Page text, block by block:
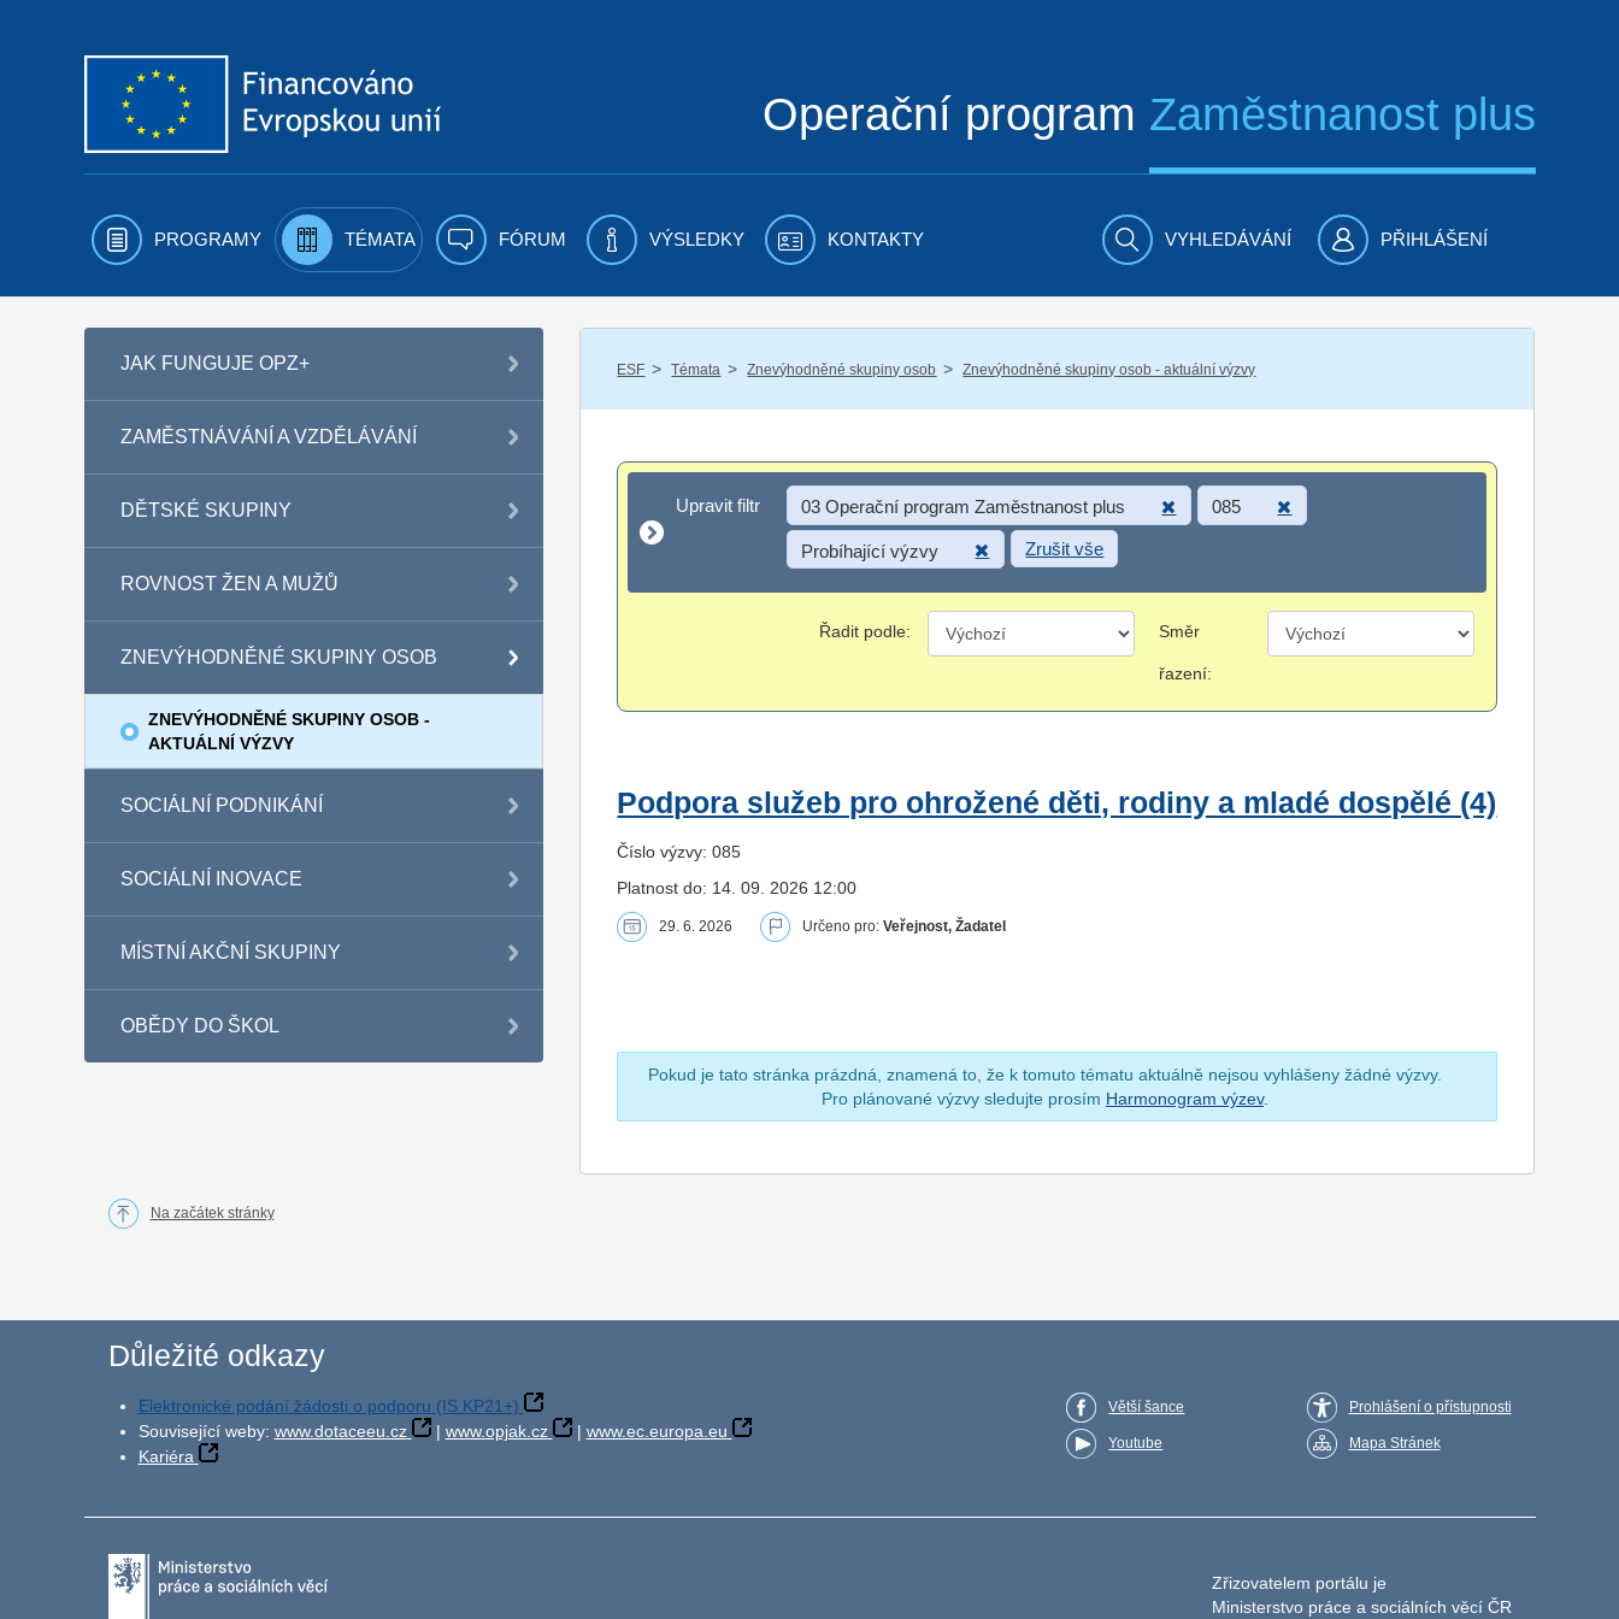
Operační program Zaměstnanost plus
PROGRAMY TÉMATA FÓRUM VÝSLEDKY KONTAKTY VYHLEDÁVÁNÍ PŘIHLÁŠENÍ
JAK FUNGUJE OPZ+
ZAMĚSTNÁVÁNÍ A VZDĚLÁVÁNÍ
DĚTSKÉ SKUPINY
ROVNOST ŽEN A MUŽŮ
ZNEVÝHODNĚNÉ SKUPINY OSOB
ZNEVÝHODNĚNÉ SKUPINY OSOB -
AKTUÁLNÍ VÝZVY
SOCIÁLNÍ PODNIKÁNÍ
SOCIÁLNÍ INOVACE
MÍSTNÍ AKČNÍ SKUPINY
OBĚDY DO ŠKOL
ESF / Témata / Znevýhodněné skupiny osob / Znevýhodněné skupiny osob - aktuální výzvy
Upravit filtr
Upravit filtr 03 Operační program Zaměstnanost plus 085
Probíhající výzvy Zrušit vše
Řadit podle: Směr
řazení:
Podpora služeb pro ohrožené děti, rodiny a mladé dospělé (4)
Číslo výzvy: 085
Platnost do: 14. 09. 2026 12:00
29. 6. 2026 Určeno pro:Veřejnost, Žadatel
Pokud je tato stránka prázdná, znamená to, že k tomuto tématu aktuálně nejsou vyhlášeny žádné výzvy.
Pro plánované výzvy sledujte prosím Harmonogram výzev.
Na začátek stránky
Důležité odkazy
Elektronické podání žádosti o podporu (IS KP21+)
Související weby: www.dotaceeu.cz | www.opjak.cz | www.ec.europa.eu
Kariéra
Větší šance
Youtube
Prohlášení o přístupnosti
Mapa Stránek
Zřizovatelem portálu je
Ministerstvo práce a sociálních věcí ČR